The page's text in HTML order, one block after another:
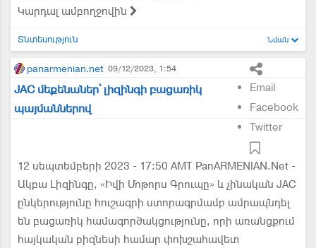
Կարդալ ամբողջովին
Տնտեսություն Նման
panarmenian.net 09/12/2023, 1:54
Email
Facebook
Twitter
JAC մեքենաներ՝ լիզինգի բացառիկ
պայմաններով
12 սեպտեմբերի 2023 - 17:50 AMT PanARMENIAN.Net -
Ակբա Լիզինգը, «Իվի Մոթորս Գրուպը» և չինական JAC
ընկերությունը հուշագրի ստորագրմամբ ամրապնդել
են բացառիկ համագործակցությունը, որի առանցքում
հայկական բիզնեսի համար փոխշահավետ